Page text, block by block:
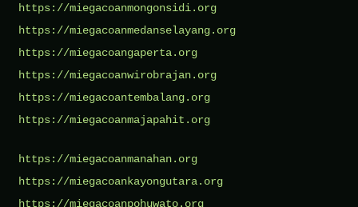
https://miegacoanmongonsidi.org
https://miegacoanmedanselayang.org
https://miegacoangaperta.org
https://miegacoanwirobrajan.org
https://miegacoantembalang.org
https://miegacoanmajapahit.org
https://miegacoanmanahan.org
https://miegacoankayongutara.org
https://miegacoanpohuwato.org